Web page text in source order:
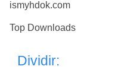
ismyhdok.com
Top Downloads
Dividir: